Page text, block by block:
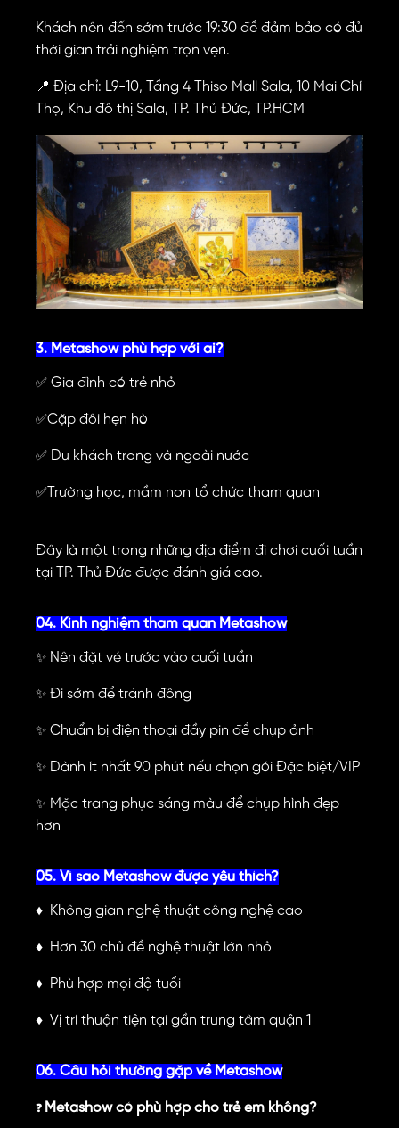
Khách nên đến sớm trước 19:30 để đảm bảo có đủ
thời gian trải nghiệm trọn vẹn.
📍 Địa chỉ: L9-10, Tầng 4 Thiso Mall Sala, 10 Mai Chí
Thọ, Khu đô thị Sala, TP. Thủ Đức, TP.HCM
3. Metashow phù hợp với ai?
✅ Gia đình có trẻ nhỏ
✅Cặp đôi hẹn hò
✅ Du khách trong và ngoài nước
✅ Trường học, mầm non tổ chức tham quan
Đây là một trong những địa điểm đi chơi cuối tuần
tại TP. Thủ Đức được đánh giá cao.
04. Kinh nghiệm tham quan Metashow
✨ Nên đặt vé trước vào cuối tuần
✨Đi sớm để tránh đông
✨Chuẩn bị điện thoại đầy pin để chụp ảnh
✨ Dành ít nhất 90 phút nếu chọn gói Đặc biệt/VIP
✨ Mặc trang phục sáng màu để chụp hình đẹp
hơn
05. Vì sao Metashow được yêu thích?
♦ Không gian nghệ thuật công nghệ cao
♦ Hơn 30 chủ đề nghệ thuật lớn nhỏ
♦ Phù hợp mọi độ tuổi
♦Vị trí thuận tiện tại gần trung tâm quận 1
06. Câu hỏi thường gặp về Metashow
❓ Metashow có phù hợp cho trẻ em không?